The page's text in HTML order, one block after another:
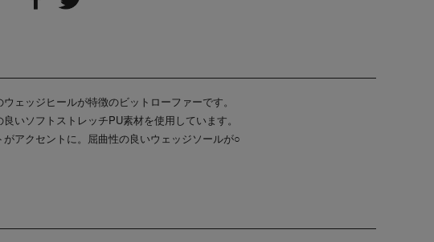
ェッジヒールが特徴のビットローファーです。
いソフトストレッチPU素材を使用しています。
アクセントに。屈曲性の良いウェッジソールが○